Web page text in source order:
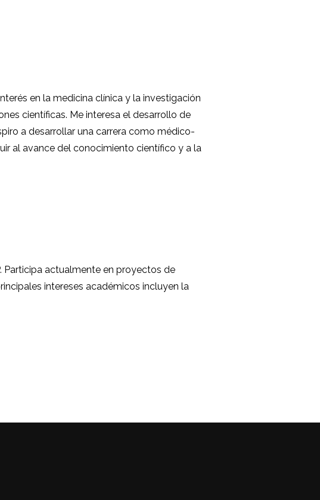
en la medicina clínica y la investigación
científicas. Me interesa el desarrollo de
a desarrollar una carrera como médico-
al avance del conocimiento científico y a la
Participa actualmente en proyectos de
intereses académicos incluyen la